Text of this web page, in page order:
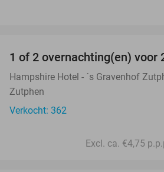
1 of 2 overnachting(en) voor
Hampshire Hotel - ´s Gravenhof
Zutphen
Verkocht: 362
Excl. ca. €4,75